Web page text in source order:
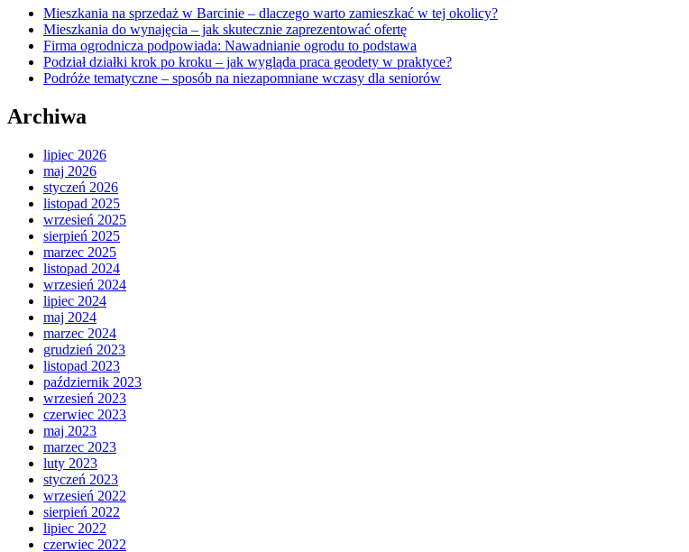
Mieszkania na sprzedaż w Barcinie – dlaczego warto zamieszkać w tej okolicy?
Mieszkania do wynajęcia – jak skutecznie zaprezentować ofertę
Firma ogrodnicza podpowiada: Nawadnianie ogrodu to podstawa
Podział działki krok po kroku – jak wygląda praca geodety w praktyce?
Podróże tematyczne – sposób na niezapomniane wczasy dla seniorów
Archiwa
lipiec 2026
maj 2026
styczeń 2026
listopad 2025
wrzesień 2025
sierpień 2025
marzec 2025
listopad 2024
wrzesień 2024
lipiec 2024
maj 2024
marzec 2024
grudzień 2023
listopad 2023
październik 2023
wrzesień 2023
czerwiec 2023
maj 2023
marzec 2023
luty 2023
styczeń 2023
wrzesień 2022
sierpień 2022
lipiec 2022
czerwiec 2022